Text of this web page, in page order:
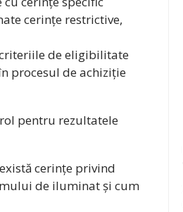
cerințe restrictive,
de eligibilitate
procesul de achiziție
pentru rezultatele
cerințe privind
de iluminat și cum